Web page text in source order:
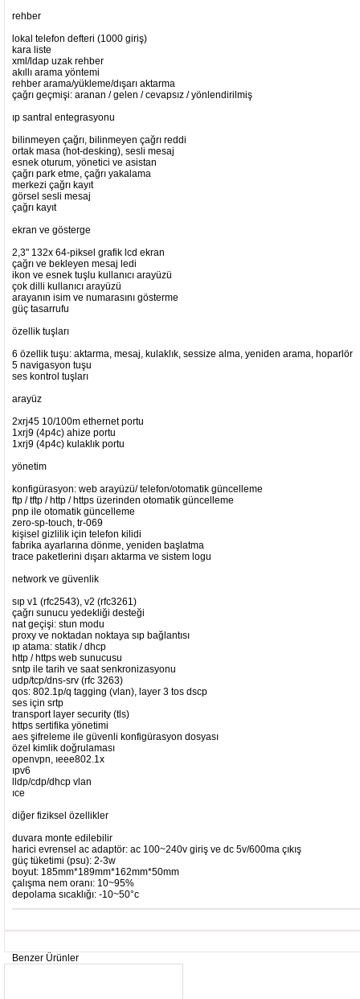
rehber
lokal telefon defteri (1000 giriş)
kara liste
xml/ldap uzak rehber
akıllı arama yöntemi
rehber arama/yükleme/dışarı aktarma
çağrı geçmişi: aranan / gelen / cevapsız / yönlendirilmiş
ıp santral entegrasyonu
bilinmeyen çağrı, bilinmeyen çağrı reddi
ortak masa (hot-desking), sesli mesaj
esnek oturum, yönetici ve asistan
çağrı park etme, çağrı yakalama
merkezi çağrı kayıt
görsel sesli mesaj
çağrı kayıt
ekran ve gösterge
2,3" 132x 64-piksel grafik lcd ekran
çağrı ve bekleyen mesaj ledi
ikon ve esnek tuşlu kullanıcı arayüzü
çok dilli kullanıcı arayüzü
arayanın isim ve numarasını gösterme
güç tasarrufu
özellik tuşları
6 özellik tuşu: aktarma, mesaj, kulaklık, sessize alma, yeniden arama, hoparlör
5 navigasyon tuşu
ses kontrol tuşları
arayüz
2xrj45 10/100m ethernet portu
1xrj9 (4p4c) ahize portu
1xrj9 (4p4c) kulaklık portu
yönetim
konfigürasyon: web arayüzü/ telefon/otomatik güncelleme
ftp / tftp / http / https üzerinden otomatik güncelleme
pnp ile otomatik güncelleme
zero-sp-touch, tr-069
kişisel gizlilik için telefon kilidi
fabrika ayarlarına dönme, yeniden başlatma
trace paketlerini dışarı aktarma ve sistem logu
network ve güvenlik
sıp v1 (rfc2543), v2 (rfc3261)
çağrı sunucu yedekliği desteği
nat geçişi: stun modu
proxy ve noktadan noktaya sıp bağlantısı
ıp atama: statik / dhcp
http / https web sunucusu
sntp ile tarih ve saat senkronizasyonu
udp/tcp/dns-srv (rfc 3263)
qos: 802.1p/q tagging (vlan), layer 3 tos dscp
ses için srtp
transport layer security (tls)
https sertifika yönetimi
aes şifreleme ile güvenli konfigürasyon dosyası
özel kimlik doğrulaması
openvpn, ıeee802.1x
ıpv6
lldp/cdp/dhcp vlan
ıce
diğer fiziksel özellikler
duvara monte edilebilir
harici evrensel ac adaptör: ac 100~240v giriş ve dc 5v/600ma çıkış
güç tüketimi (psu): 2-3w
boyut: 185mm*189mm*162mm*50mm
çalışma nem oranı: 10~95%
depolama sıcaklığı: -10~50°c
Benzer Ürünler